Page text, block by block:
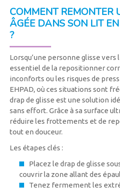
COMMENT REMONTER
ÂGÉE DANS SON LIT
?
Lorsqu’une personne glisse vers
essentiel de la repositionner
inconforts ou les risques de
EHPAD, où ces situations sont
drap de glisse est une solution
sans effort. Grâce à sa surface
réduire les frottements et de
tout en douceur.
Les étapes clés :
Placez le drap de glisse
couvrir la zone allant des
Tenez fermement les